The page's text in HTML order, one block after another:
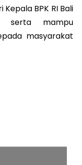
BPK RI Bali
serta mampu
masyarakat